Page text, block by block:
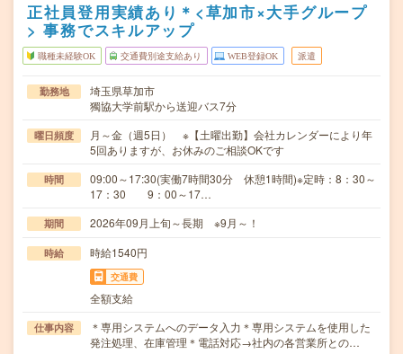
正社員登用実績あり＊<草加市×大手グループ
> 事務でスキルアップ
職種未経験OK 交通費別途支給あり WEB登録OK 派遣
勤務地
埼玉県草加市
獨協大学前駅から送迎バス7分
曜日頻度
月～金（週5日） ※【土曜出勤】会社カレンダーにより年
5回ありますが、お休みのご相談OKです
時間
09:00～17:30(実働7時間30分 休憩1時間)※定時：8：30～
17：30 9：00～17…
期間 2026年09月上旬～長期 ※9月～！
時給 時給1540円
交通費
全額支給
仕事内容
＊専用システムへのデータ入力＊専用システムを使用した
発注処理、在庫管理＊電話対応→社内の各営業所との…